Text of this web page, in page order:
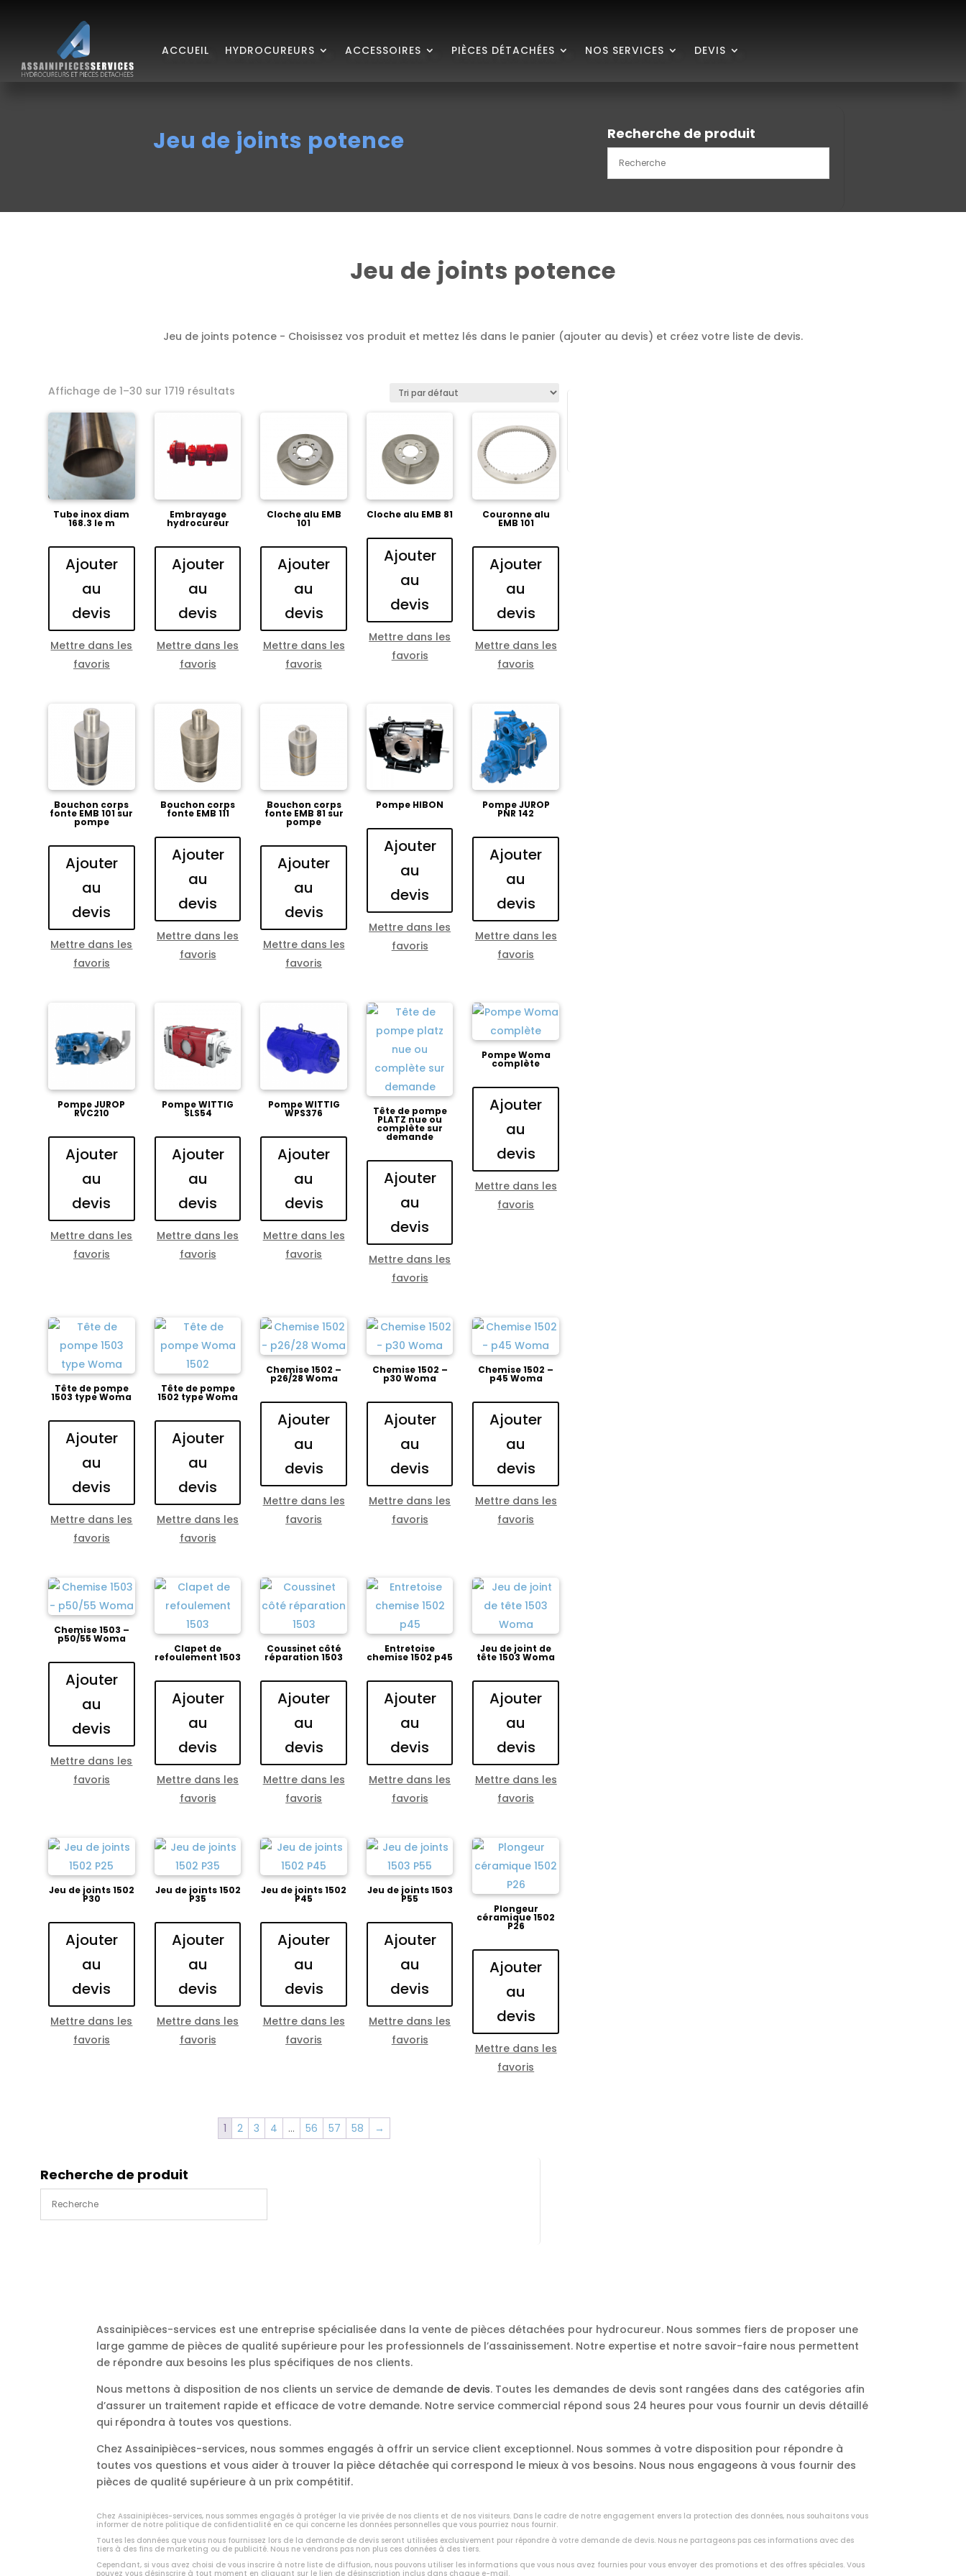
ACCUEIL HYDROCUREURS ACCESSOIRES PIÈCES DÉTACHÉES NOS SERVICES DEVIS
Jeu de joints potence Recherche de produit
Jeu de joints potence
Jeu de joints potence - Choisissez vos produit et mettez lés dans le panier (ajouter au devis) et créez votre liste de devis.
Affichage de 1–30 sur 1719 résultats
Tube inox diam
168.3 le m
Ajouter
au
devis
Mettre dans les
favoris
Embrayage
hydrocureur
Ajouter
au
devis
Mettre dans les
favoris
Cloche alu EMB
101
Ajouter
au
devis
Mettre dans les
favoris
Cloche alu EMB 81
Ajouter
au
devis
Mettre dans les
favoris
Couronne alu
EMB 101
Ajouter
au
devis
Mettre dans les
favoris
Bouchon corps
fonte EMB 101 sur
pompe
Ajouter
au
devis
Mettre dans les
favoris
Bouchon corps
fonte EMB 111
Ajouter
au
devis
Mettre dans les
favoris
Bouchon corps
fonte EMB 81 sur
pompe
Ajouter
au
devis
Mettre dans les
favoris
Pompe HIBON
Ajouter
au
devis
Mettre dans les
favoris
Pompe JUROP
PNR 142
Ajouter
au
devis
Mettre dans les
favoris
Pompe JUROP
RVC210
Ajouter
au
devis
Mettre dans les
favoris
Pompe WITTIG
SLS54
Ajouter
au
devis
Mettre dans les
favoris
Pompe WITTIG
WPS376
Ajouter
au
devis
Mettre dans les
favoris
Tête de pompe
PLATZ nue ou
complète sur
demande
Ajouter
au
devis
Mettre dans les
favoris
Pompe Woma
complète
Ajouter
au
devis
Mettre dans les
favoris
Tête de pompe
1503 type Woma
Ajouter
au
devis
Mettre dans les
favoris
Tête de pompe
1502 type Woma
Ajouter
au
devis
Mettre dans les
favoris
Chemise 1502 –
p26/28 Woma
Ajouter
au
devis
Mettre dans les
favoris
Chemise 1502 –
p30 Woma
Ajouter
au
devis
Mettre dans les
favoris
Chemise 1502 –
p45 Woma
Ajouter
au
devis
Mettre dans les
favoris
Chemise 1503 –
p50/55 Woma
Ajouter
au
devis
Mettre dans les
favoris
Clapet de
refoulement 1503
Ajouter
au
devis
Mettre dans les
favoris
Coussinet côté
réparation 1503
Ajouter
au
devis
Mettre dans les
favoris
Entretoise
chemise 1502 p45
Ajouter
au
devis
Mettre dans les
favoris
Jeu de joint de
tête 1503 Woma
Ajouter
au
devis
Mettre dans les
favoris
Jeu de joints 1502
P30
Ajouter
au
devis
Mettre dans les
favoris
Jeu de joints 1502
P35
Ajouter
au
devis
Mettre dans les
favoris
Jeu de joints 1502
P45
Ajouter
au
devis
Mettre dans les
favoris
Jeu de joints 1503
P55
Ajouter
au
devis
Mettre dans les
favoris
Plongeur
céramique 1502
P26
Ajouter
au
devis
Mettre dans les
favoris
1 2 3 4 … 56 57 58 →
Recherche de produit
Assainipièces-services est une entreprise spécialisée dans la vente de pièces détachées pour hydrocureur. Nous sommes fiers de proposer une
large gamme de pièces de qualité supérieure pour les professionnels de l’assainissement. Notre expertise et notre savoir-faire nous permettent
de répondre aux besoins les plus spécifiques de nos clients.
Nous mettons à disposition de nos clients un service de demande de devis. Toutes les demandes de devis sont rangées dans des catégories afin
d’assurer un traitement rapide et efficace de votre demande. Notre service commercial répond sous 24 heures pour vous fournir un devis détaillé
qui répondra à toutes vos questions.
Chez Assainipièces-services, nous sommes engagés à offrir un service client exceptionnel. Nous sommes à votre disposition pour répondre à
toutes vos questions et vous aider à trouver la pièce détachée qui correspond le mieux à vos besoins. Nous nous engageons à vous fournir des
pièces de qualité supérieure à un prix compétitif.
Chez Assainipièces-services, nous sommes engagés à protéger la vie privée de nos clients et de nos visiteurs. Dans le cadre de notre engagement envers la protection des données, nous souhaitons vous
informer de notre politique de confidentialité en ce qui concerne les données personnelles que vous pourriez nous fournir.
Toutes les données que vous nous fournissez lors de la demande de devis seront utilisées exclusivement pour répondre à votre demande de devis. Nous ne partageons pas ces informations avec des
tiers à des fins de marketing ou de publicité. Nous ne vendrons pas non plus ces données à des tiers.
Cependant, si vous avez choisi de vous inscrire à notre liste de diffusion, nous pouvons utiliser les informations que vous nous avez fournies pour vous envoyer des promotions et des offres spéciales. Vous
pouvez vous désinscrire à tout moment en cliquant sur le lien de désinscription inclus dans chaque e-mail.